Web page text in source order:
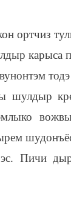
ортчиз
карыса
тодэ
шулдыр
Пичи